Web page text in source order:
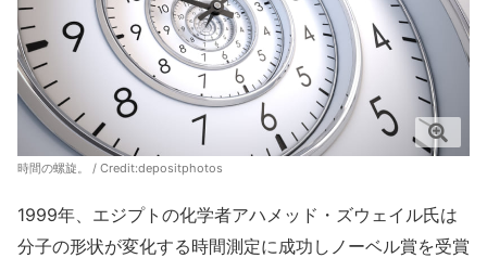
時間の螺旋。 / Credit:depositphotos
1999年、エジプトの化学者アハメッド・ズウェイル氏は
分子の形状が変化する時間測定に成功しノーベル賞を受賞